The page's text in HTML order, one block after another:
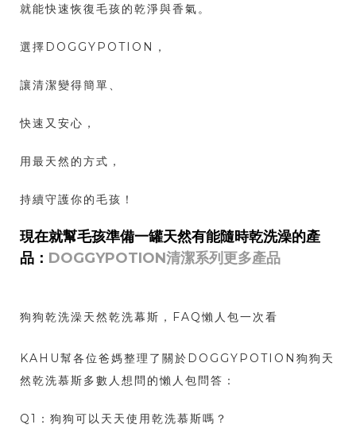
就能快速恢復毛孩的乾淨與香氣。
選擇DOGGYPOTION，
讓清潔變得簡單、
快速又安心，
用最天然的方式，
持續守護你的毛孩！
現在就幫毛孩準備一罐天然有能隨時乾洗澡的產
品： DOGGYPOTION清潔系列更多產品
狗狗乾洗澡天然乾洗幕斯，FAQ懶人包一次看
KAHU幫各位爸媽整理了關於DOGGYPOTION狗狗天
然乾洗慕斯多數人想問的懶人包問答：
Q1：狗狗可以天天使用乾洗慕斯嗎？